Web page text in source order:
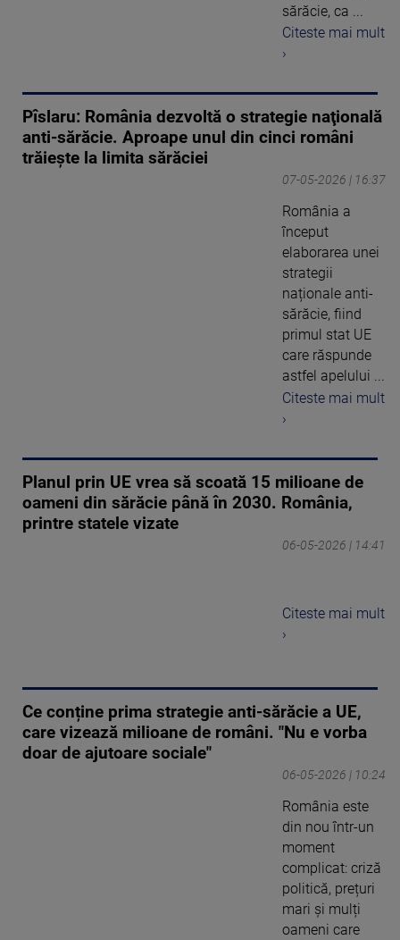
sărăcie, ca ...
Citeste mai mult
›
Pîslaru: România dezvoltă o strategie naţională
anti-sărăcie. Aproape unul din cinci români
trăieşte la limita sărăciei
07-05-2026 | 16:37
România a
început
elaborarea unei
strategii
naționale anti-
sărăcie, fiind
primul stat UE
care răspunde
astfel apelului ...
Citeste mai mult
›
Planul prin UE vrea să scoată 15 milioane de
oameni din sărăcie până în 2030. România,
printre statele vizate
06-05-2026 | 14:41
Citeste mai mult
›
Ce conține prima strategie anti-sărăcie a UE,
care vizează milioane de români. "Nu e vorba
doar de ajutoare sociale"
06-05-2026 | 10:24
România este
din nou într-un
moment
complicat: criză
politică, prețuri
mari și mulți
oameni care